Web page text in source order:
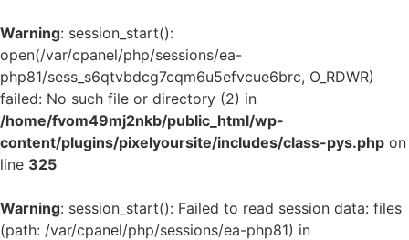
Warning: session_start():
open(/var/cpanel/php/sessions/ea-
php81/sess_s6qtvbdcg7cqm6u5efvcue6brc, O_RDWR)
failed: No such file or directory (2) in
/home/fvom49mj2nkb/public_html/wp-
content/plugins/pixelyoursite/includes/class-pys.php on
line 325
Warning: session_start(): Failed to read session data: files
(path: /var/cpanel/php/sessions/ea-php81) in